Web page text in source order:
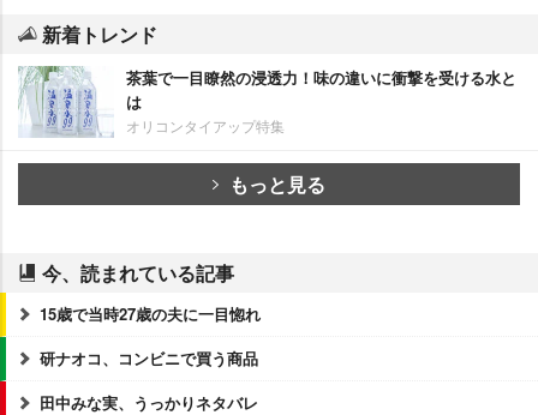
新着トレンド
茶葉で一目瞭然の浸透力！味の違いに衝撃を受ける水と
は
オリコンタイアップ特集
もっと見る
今、読まれている記事
15歳で当時27歳の夫に一目惚れ
研ナオコ、コンビニで買う商品
田中みな実、うっかりネタバレ